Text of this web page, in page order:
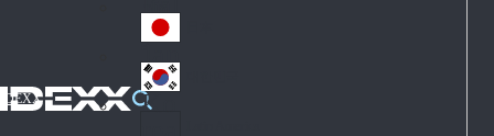
IDEXX
an
yy
Jap
an
Ko